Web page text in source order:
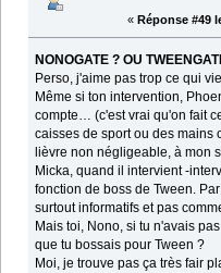
« Réponse #49
NONOGATE ? OU
Perso, j'aime pas trop ce qui
Même si ton intervention,
compte… (c'est vrai qu'on fait
caisses de sport ou des mains
lièvre non négligeable, à mon
Micka, quand il intervient -
fonction de boss de Tween.
surtout informatifs et pas
Mais toi, Nono, si tu n'avais
que tu bossais pour Tween ?
Moi, je trouve pas ça très fair